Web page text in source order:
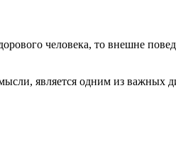
человека, то внешне
является одним из важных